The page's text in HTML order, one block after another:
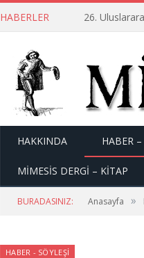
HABERLER 26.
HAKKINDA HABER –
MİMESİS DERGİ – KİTAP
BURADASINIZ: Anasayfa »
HABER - SÖYLEŞI